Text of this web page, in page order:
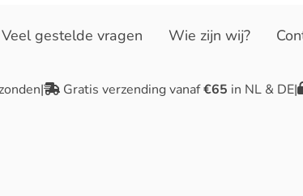
Veel gestelde vragen Wie zijn wij?
| Gratis verzending vanaf€65 in NL & DE|